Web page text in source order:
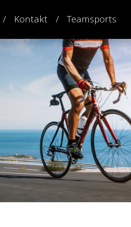
Kontakt Teamsports